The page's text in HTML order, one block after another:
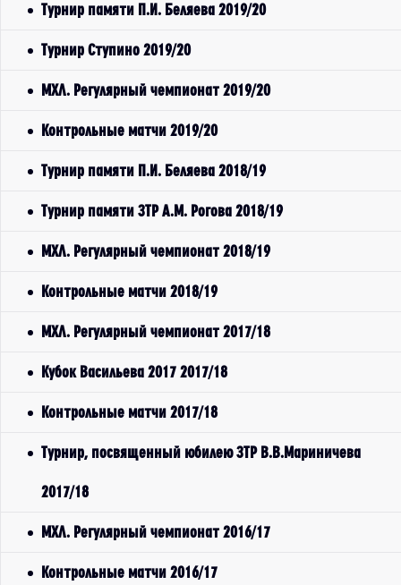
Турнир памяти П.И. Беляева 2019/20
Турнир Ступино 2019/20
МХЛ. Регулярный чемпионат 2019/20
Контрольные матчи 2019/20
Турнир памяти П.И. Беляева 2018/19
Турнир памяти ЗТР А.М. Рогова 2018/19
МХЛ. Регулярный чемпионат 2018/19
Контрольные матчи 2018/19
МХЛ. Регулярный чемпионат 2017/18
Кубок Васильева 2017 2017/18
Контрольные матчи 2017/18
Турнир, посвященный юбилею ЗТР В.В.Мариничева
2017/18
МХЛ. Регулярный чемпионат 2016/17
Контрольные матчи 2016/17